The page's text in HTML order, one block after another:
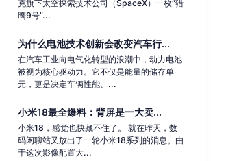
克旗下太空探索技术公司（SpaceX）一枚“猎
鹰9号”...
为什么电池技术创新会改变汽车行...
在汽车工业向电气化转型的浪潮中，动力电池
被视为核心驱动力。它不仅是能量的储存单
元，更是决定车辆性能、...
小米18最全爆料：背屏是一大卖...
小米18，感觉也快藏不住了。 就在昨天，数
码闲聊站又放出了一轮小米18系列的消息。由
于这次影像配置大...